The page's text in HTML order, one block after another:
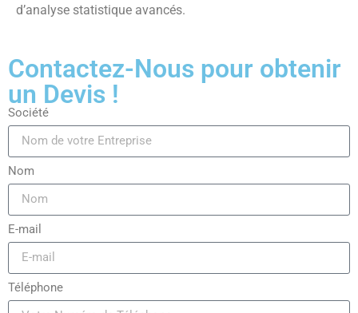
d’analyse statistique avancés.
Contactez-Nous pour obtenir
un Devis !
Société
Nom
E-mail
Téléphone